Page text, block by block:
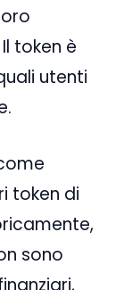
token è
utenti
token di
sono